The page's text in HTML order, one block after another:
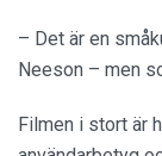
– Det är en
Neeson – men
Filmen i stort är